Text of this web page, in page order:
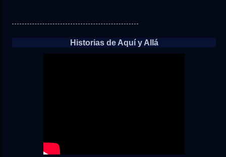
Historias de Aquí y Allá